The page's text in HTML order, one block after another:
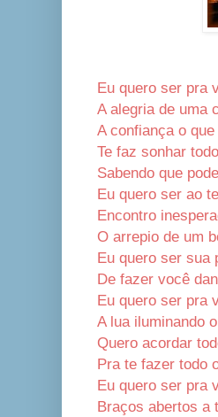
Eu quero ser pra
A alegria de uma
A confiança o
Te faz sonhar
Sabendo que
Eu quero ser ao
Encontro
O arrepio de um
Eu quero ser sua
De fazer você
Eu quero ser pra
A lua iluminando
Quero acordar
Pra te fazer todo
Eu quero ser pra
Braços abertos a